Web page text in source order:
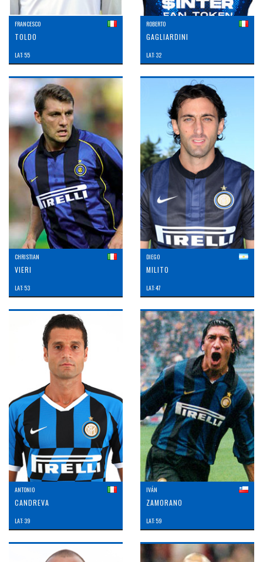
FRANCESCO
TOLDO
LAT: 55
ROBERTO
GAGLIARDINI
LAT: 32
CHRISTIAN
VIERI
LAT: 53
DIEGO
MILITO
LAT: 47
ANTONIO
CANDREVA
LAT: 39
IVÁN
ZAMORANO
LAT: 59